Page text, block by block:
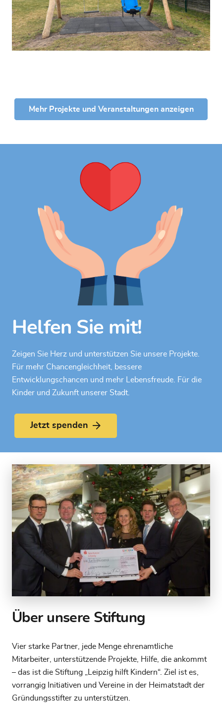
Mehr Projekte und Veranstaltungen anzeigen
Helfen Sie mit!
Zeigen Sie Herz und unterstützen Sie unsere Projekte.
Für mehr Chancengleichheit, bessere
Entwicklungschancen und mehr Lebensfreude. Für die
Kinder und Zukunft unserer Stadt.
Jetzt spenden
Über unsere Stiftung
Vier starke Partner, jede Menge ehrenamtliche
Mitarbeiter, unterstützende Projekte, Hilfe, die ankommt
– das ist die Stiftung „Leipzig hilft Kindern“. Ziel ist es,
vorrangig Initiativen und Vereine in der Heimatstadt der
Gründungsstifter zu unterstützen.